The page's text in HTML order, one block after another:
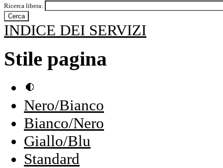
Ricerca libera:
INDICE DEI SERVIZI
Stile pagina
Nero/Bianco
Bianco/Nero
Giallo/Blu
Standard